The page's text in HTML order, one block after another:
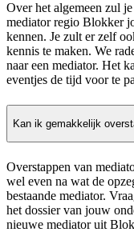
Over het algemeen zul
mediator regio Blokker
kennen. Je zult er zelf
kennis te maken. We
naar een mediator. Het
eventjes de tijd voor te
Kan ik gemakkelijk
Overstappen van
wel even na wat de
bestaande mediator.
het dossier van jouw
nieuwe mediator uit